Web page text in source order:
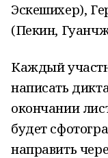
Эскешихер),
(Пекин,
Каждый
написать
окончании
будет
направить